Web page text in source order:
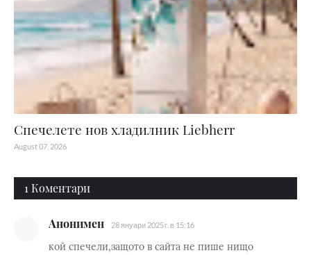
Спечелете нов хладилник Liebherr
August 07, 2026
1 Коментари
Анонимен 28 януари 2025 г. в 15:16
кой спечели,защото в сайта не пише нищо